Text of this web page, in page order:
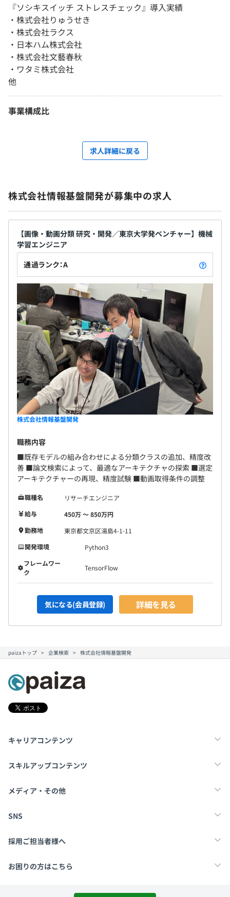
『ソシキスイッチ ストレスチェック』導入実績
・株式会社りゅうせき
・株式会社ラクス
・日本ハム株式会社
・株式会社文藝春秋
・ワタミ株式会社
他
事業構成比
求人詳細に戻る
株式会社情報基盤開発が募集中の求人
【画像・動画分類 研究・開発／東京大学発ベンチャー】機械
学習エンジニア
通過ランク：A
株式会社情報基盤開発
職務内容
■既存モデルの組み合わせによる分類クラスの追加、精度改
善 ■論文検索によって、最適なアーキテクチャの探索 ■選定
アーキテクチャーの再現、精度試験 ■動画取得条件の調整
職種名
リサーチエンジニア
給与
450万 〜 850万円
勤務地
東京都文京区湯島4-1-11
開発環境
Python3
フレームワー
ク
TensorFlow
気になる(会員登録) 詳細を見る
paizaトップ 企業検索 株式会社情報基盤開発
キャリアコンテンツ
転職・キャリア
スキルアップコンテンツ
学習
メディア・その他
Tech Team Journal
SNS
X
採用ご担当者様へ
採用・教育をお考えの企業様へ
お困りの方はこちら